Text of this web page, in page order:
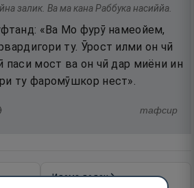
залик. Ва ма кана Раббука насиййа.
«Ва Мо фурӯ намеойем,
ту. Ӯрост илми он чӣ
паси мост ва он чӣ дар миёни ин
ту фаромӯшкор нест».
тафсир
Идома додан